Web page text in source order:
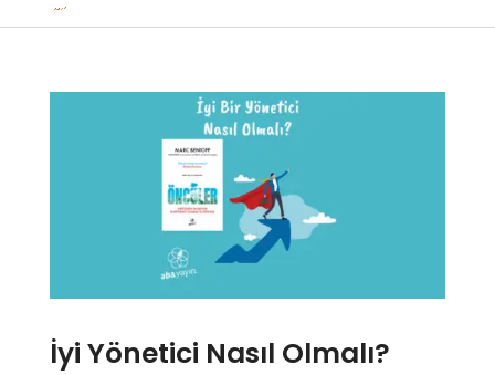
İyi Yönetici Nasıl Olmalı?